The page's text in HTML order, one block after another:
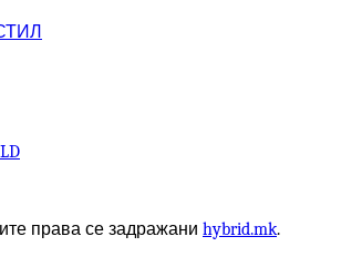
права се задражани hybrid.mk.